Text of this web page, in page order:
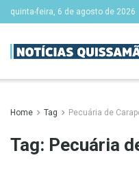
quinta-feira, 6 de agosto de 2026
Home Tag Pecuária de
Tag: Pecuária